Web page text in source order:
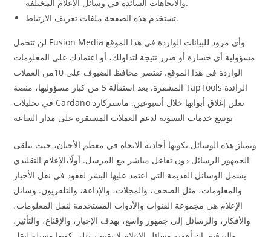
والاتجاهات السائدة في وسائل الإعلام المختلفة.
تستخدم هذه الصفحة ملفات تعريف الارتباط.
لن تتحمل Fusion Media وأي مزود للبيانات الواردة في هذا الموقع
مسؤولية أي خسارة أو ضرر نتيجة لتداولك، أو اعتمادك على المعلومات
الواردة في هذا الموقع. تقتصر محافظ الضيوف على 10من العملات
المشفرة. بعد استقالة 5 من كبار مسؤوليها، منصة TapTools الرائدة
في تحليلات Cardano تعلن إغلاق أبوابها خلال أسبوعين. ماستركارد
توسع خدمات التسوية لدعم العملات المستقرة على مدار الساعة
وتمتاز هذه الوسائل بكونها أحادية الاتجاه في معظم الأحيان، حيث يتلقى
الجمهور الرسائل دون تفاعل مباشر مع المرسل. أولًا،الإعلام التقليدي
يشمل الوسائل القديمة التي اعتمد عليها البشر لعقود في نقل الأخبار
والمعلومات، مثل الصحف، والمجلات، والإذاعة، والتلفزيون. وسائل
الإعلام هي مجموعة القنوات والأدوات المستخدمة لنقل المعلومات،
والأفكار، والرسائل إلى جمهور واسع، بهدف الإخبار، والإقناع، والتأثير،